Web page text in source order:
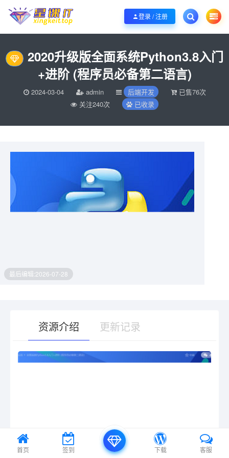
欢迎您光临酷学it，本站秉承服务宗旨 履行“站长”责任，销售只是起点 服务永无
登录 / 注册
2020升级版全面系统Python3.8入门
+进阶 (程序员必备第二语言)
2024-03-04 admin 后端开发
已售76次
关注240次
已收录
最后编辑:2026-07-28
资源介绍 更新记录
首页 签到 下载 客服